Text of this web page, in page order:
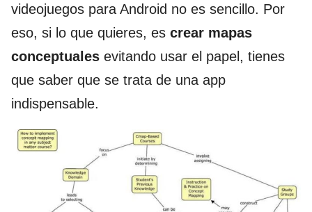
videojuegos para Android no es sencillo. Por
eso, si lo que quieres, es crear mapas
conceptuales evitando usar el papel, tienes
que saber que se trata de una app
indispensable.